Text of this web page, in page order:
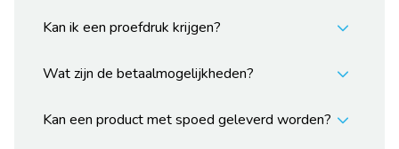
Kan ik een proefdruk krijgen?
Wat zijn de betaalmogelijkheden?
Kan een product met spoed geleverd worden?